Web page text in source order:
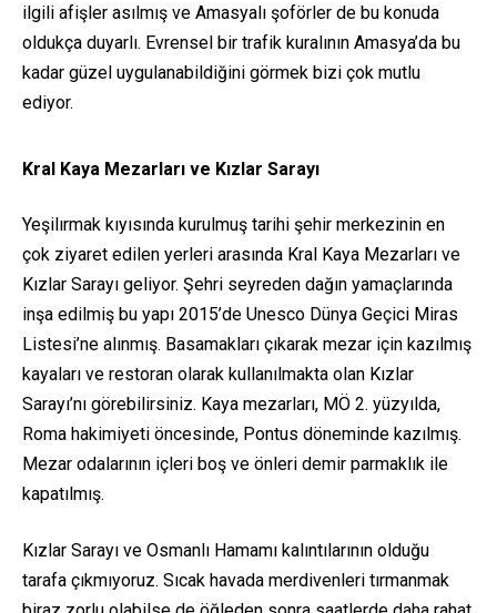
ilgili afişler asılmış ve Amasyalı şoförler de bu konuda
oldukça duyarlı. Evrensel bir trafik kuralının Amasya’da bu
kadar güzel uygulanabildiğini görmek bizi çok mutlu
ediyor.
Kral Kaya Mezarları ve Kızlar Sarayı
Yeşilırmak kıyısında kurulmuş tarihi şehir merkezinin en
çok ziyaret edilen yerleri arasında Kral Kaya Mezarları ve
Kızlar Sarayı geliyor. Şehri seyreden dağın yamaçlarında
inşa edilmiş bu yapı 2015’de Unesco Dünya Geçici Miras
Listesi’ne alınmış. Basamakları çıkarak mezar için kazılmış
kayaları ve restoran olarak kullanılmakta olan Kızlar
Sarayı’nı görebilirsiniz. Kaya mezarları, MÖ 2. yüzyılda,
Roma hakimiyeti öncesinde, Pontus döneminde kazılmış.
Mezar odalarının içleri boş ve önleri demir parmaklık ile
kapatılmış.
Kızlar Sarayı ve Osmanlı Hamamı kalıntılarının olduğu
tarafa çıkmıyoruz. Sıcak havada merdivenleri tırmanmak